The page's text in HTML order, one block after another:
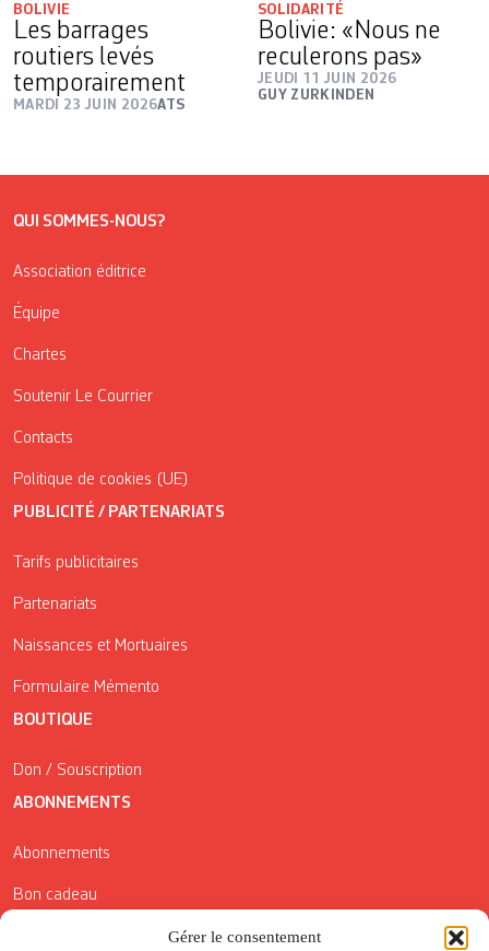
Gérer le consentement
BOLIVIE
Les barrages
routiers levés
temporairement
MARDI 23 JUIN 2026ATS
SOLIDARITÉ
Bolivie: «Nous ne
reculerons pas»
JEUDI 11 JUIN 2026
GUY ZURKINDEN
QUI SOMMES-NOUS?
Association éditrice
Équipe
Chartes
Soutenir Le Courrier
Contacts
Politique de cookies (UE)
PUBLICITÉ / PARTENARIATS
Tarifs publicitaires
Partenariats
Naissances et Mortuaires
Formulaire Mémento
BOUTIQUE
Don / Souscription
ABONNEMENTS
Abonnements
Bon cadeau
Conditions générales de vente